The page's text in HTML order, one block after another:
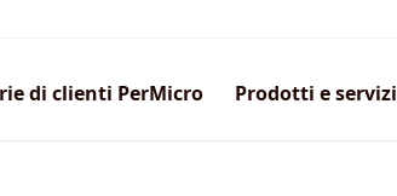
di clienti PerMicro Prodotti e servizi